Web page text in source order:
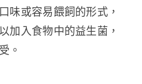
味或容易餵飼的形式，
加入食物中的益生菌，
。